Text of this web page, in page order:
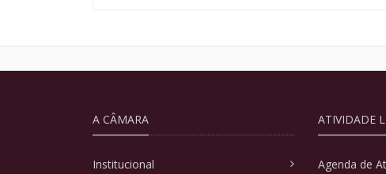
A CÂMARA
Institucional
ATIVIDADE
Agenda de